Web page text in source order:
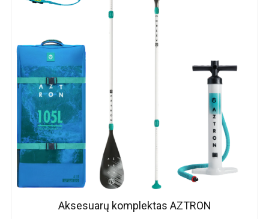
Aksesuarų komplektas AZTRON